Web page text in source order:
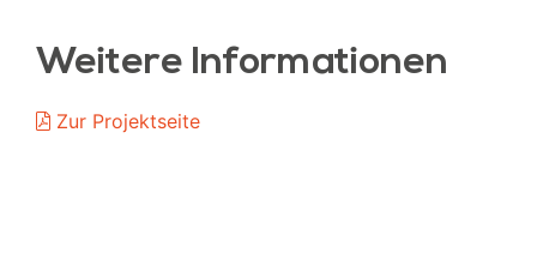
Weitere Informationen
Zur Projektseite